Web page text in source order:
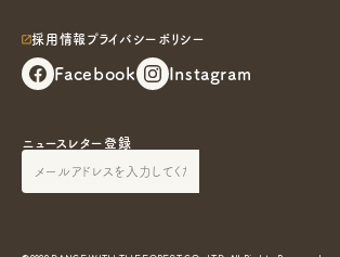
Facebook Instagram
採用情報 プライバシーポリシー
ニュースレター登録